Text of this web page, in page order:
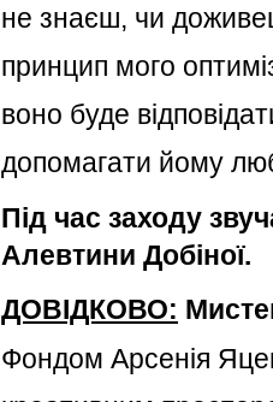
не знаєш, чи
принцип мого
воно буде
допомагати йому
Під час заходу
Алевтини Добіної.
ДОВІДКОВО:
Фондом Арсенія